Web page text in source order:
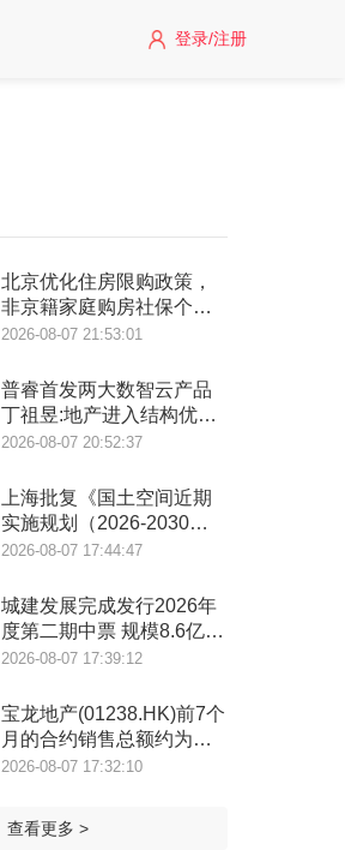
登录/注册
北京优化住房限购政策，
非京籍家庭购房社保个税
缴纳年限下调为一年
2026-08-07 21:53:01
普睿首发两大数智云产品
丁祖昱:地产进入结构优化
阶段
2026-08-07 20:52:37
上海批复《国土空间近期
实施规划（2026-2030
年）》
2026-08-07 17:44:47
城建发展完成发行2026年
度第二期中票 规模8.6亿元
利率2.14%
2026-08-07 17:39:12
宝龙地产(01238.HK)前7个
月的合约销售总额约为
39.7亿元 同比减少7.78%
2026-08-07 17:32:10
查看更多 >